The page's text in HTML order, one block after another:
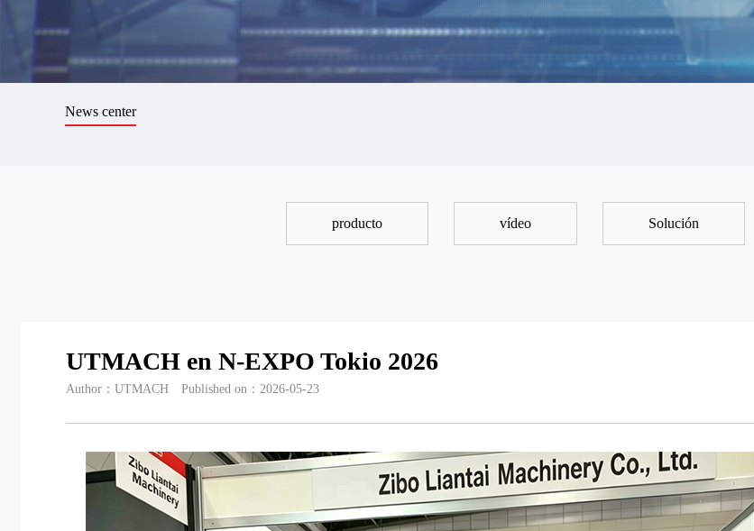
News center
producto vídeo Solución
UTMACH en N-EXPO Tokio 2026
Author：UTMACH Published on：2026-05-23